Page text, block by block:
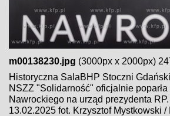
m00138230.jpg (3000px x 2000px)
Historyczna SalaBHP Stoczni
NSZZ "Solidarność" oficjalnie
Nawrockiego na urząd prezydenta
13.02.2025 fot. Krzysztof Mystkowski /